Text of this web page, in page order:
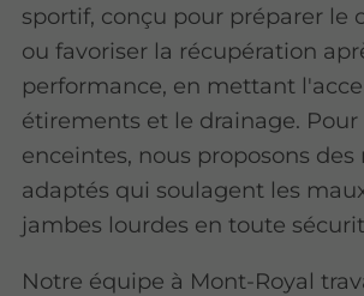
sportif, conçu pour préparer le
ou favoriser la récupération
performance, en mettant
étirements et le drainage.
enceintes, nous proposons des
adaptés qui soulagent les
jambes lourdes en toute
Notre équipe à Mont-Royal